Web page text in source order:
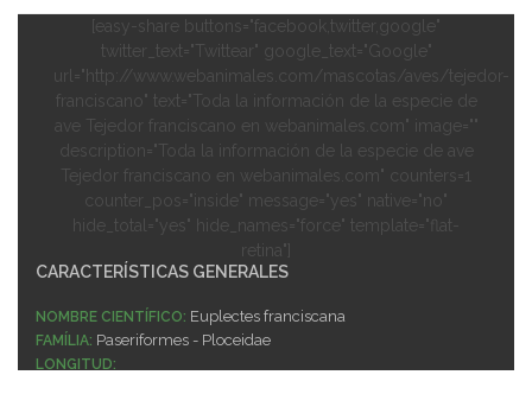
[easy-share buttons="facebook,twitter,google"
twitter_text="Twittear" google_text="Google"
url="http://www.webanimales.com/mascotas/aves/tejedor-
franciscano" text="Toda la información de la especie de
ave Tejedor franciscano en webanimales.com" image=""
description="Toda la información de la especie de ave
Tejedor franciscano en webanimales.com" counters=1
counter_pos="inside" message="yes" native="no"
hide_total="yes" hide_names="force" template="flat-
retina"]
CARACTERÍSTICAS GENERALES
NOMBRE CIENTÍFICO: Euplectes franciscana
FAMÍLIA: Paseriformes - Ploceidae
LONGITUD: